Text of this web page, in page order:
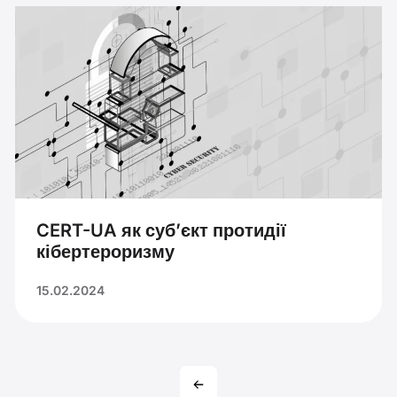
CERT-UA як суб’єкт протидії
кібертероризму
15.02.2024